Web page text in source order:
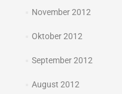
November 2012
Oktober 2012
September 2012
August 2012